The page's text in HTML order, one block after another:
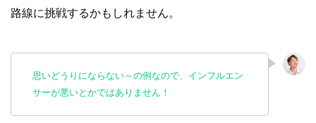
路線に挑戦するかもしれません。
思いどうりにならない～の例なので、インフルエン
サーが悪いとかではありません！